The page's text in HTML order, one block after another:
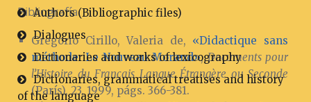
Bibliografía
Gregorio Cirillo, Valeria de, «Didactique sans
méthode: Le Nouveau Morand»,Documents pour
l’Histoire du Français Langue Étrangère ou Seconde
(París), 23, 1999, págs. 366-381.
Authors (Bibliographic files)
Dialogues
Dictionaries and works of lexicography
Dictionaries, grammatical treatises and history
of the language